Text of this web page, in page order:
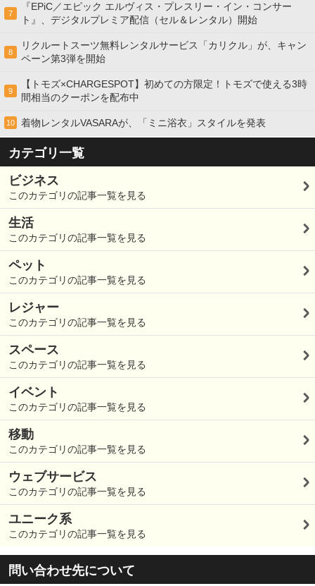
7
『EPiC／エピック エルヴィス・プレスリー・イン・コンサー
ト』、デジタルプレミア配信（セル＆レンタル）開始
8
リクルートスーツ無料レンタルサービス「カリクル」が、キャン
ペーン第3弾を開始
9
【トモズ×CHARGESPOT】初めての方限定！トモズで使える3時
間相当のクーポンを配布中
10 着物レンタルVASARAが、「ミニ浴衣」スタイルを発表
カテゴリ一覧
ビジネス
このカテゴリの記事一覧を見る
生活
このカテゴリの記事一覧を見る
ペット
このカテゴリの記事一覧を見る
レジャー
このカテゴリの記事一覧を見る
スペース
このカテゴリの記事一覧を見る
イベント
このカテゴリの記事一覧を見る
移動
このカテゴリの記事一覧を見る
ウェブサービス
このカテゴリの記事一覧を見る
ユニーク系
このカテゴリの記事一覧を見る
問い合わせ先について